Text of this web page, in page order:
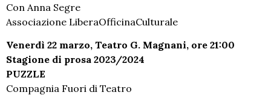
Con Anna Segre
Associazione LiberaOfficinaCulturale
Venerdì 22 marzo, Teatro G. Magnani, ore 21:00
Stagione di prosa 2023/2024
PUZZLE
Compagnia Fuori di Teatro